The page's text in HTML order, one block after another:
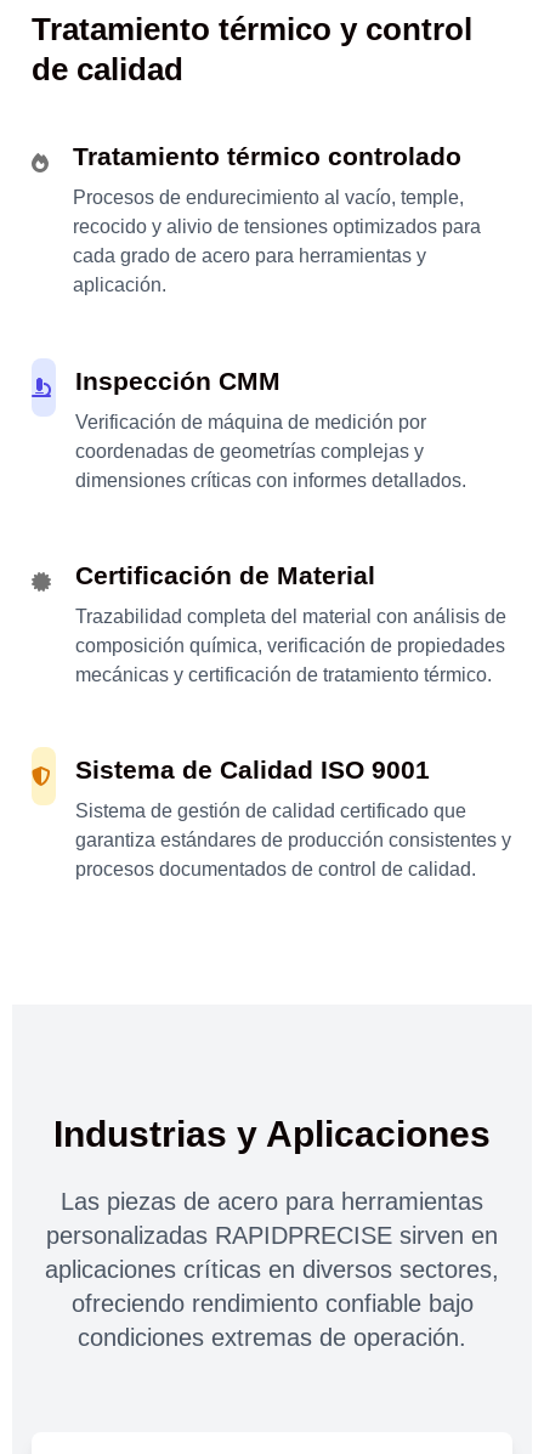
Tratamiento térmico y control
de calidad
Tratamiento térmico controlado
Procesos de endurecimiento al vacío, temple,
recocido y alivio de tensiones optimizados para
cada grado de acero para herramientas y
aplicación.
Inspección CMM
Verificación de máquina de medición por
coordenadas de geometrías complejas y
dimensiones críticas con informes detallados.
Certificación de Material
Trazabilidad completa del material con análisis de
composición química, verificación de propiedades
mecánicas y certificación de tratamiento térmico.
Sistema de Calidad ISO 9001
Sistema de gestión de calidad certificado que
garantiza estándares de producción consistentes y
procesos documentados de control de calidad.
Industrias y Aplicaciones
Las piezas de acero para herramientas
personalizadas RAPIDPRECISE sirven en
aplicaciones críticas en diversos sectores,
ofreciendo rendimiento confiable bajo
condiciones extremas de operación.